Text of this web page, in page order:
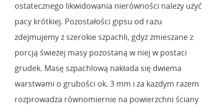
ostatecznego likwidowania nierówności należy użyć
pacy krótkiej. Pozostałości gipsu od razu
zdejmujemy z szerokie szpachli, gdyż zmieszane z
porcją świeżej masy pozostaną w niej w postaci
grudek. Masę szpachlową nakłada się dwiema
warstwami o grubości ok. 3 mm i za każdym razem
rozprowadza równomiernie na powierzchni ściany